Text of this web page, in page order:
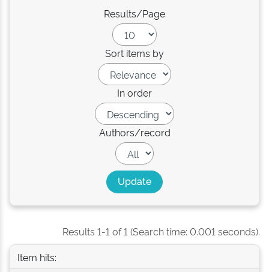
Results/Page
Sort items by
In order
Authors/record
Results 1-1 of 1 (Search time: 0.001 seconds).
Item hits: